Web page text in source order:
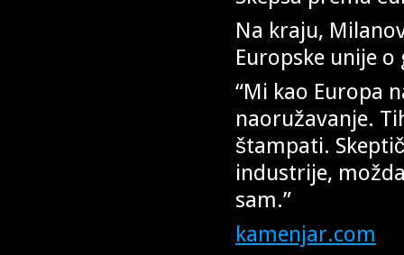
Na kraju,
Europske unije
“Mi kao Europa
naoružavanje.
štampati.
industrije,
sam.”
kamenjar.com